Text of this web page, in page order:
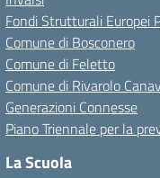
Fondi Strutturali Europei
Comune di Bosconero
Comune di Feletto
Comune di Rivarolo
Generazioni Connesse
Piano Triennale per la
La Scuola